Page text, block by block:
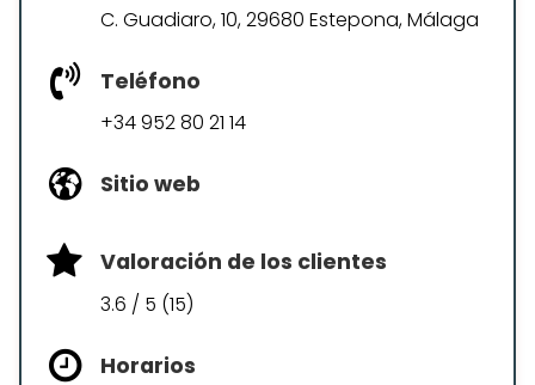
C. Guadiaro, 10, 29680 Estepona, Málaga
Teléfono
+34 952 80 21 14
Sitio web
Valoración de los clientes
3.6 / 5 (15)
Horarios